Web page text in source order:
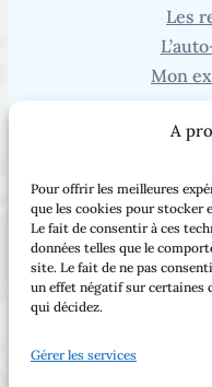
A
Pour offrir les meilleures
que les cookies pour stocker
Le fait de consentir à ces
données telles que le
site. Le fait de ne pas
un effet négatif sur certaines
qui décidez.
Gérer les services
Les
Mon